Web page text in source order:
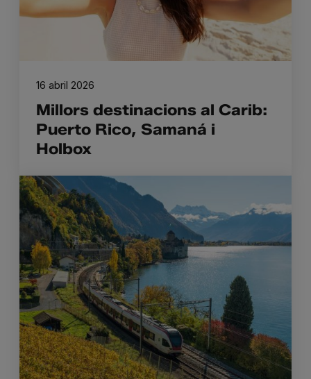
Millors destinacions al Carib:
Puerto Rico, Samaná i
Holbox
16 abril 2026